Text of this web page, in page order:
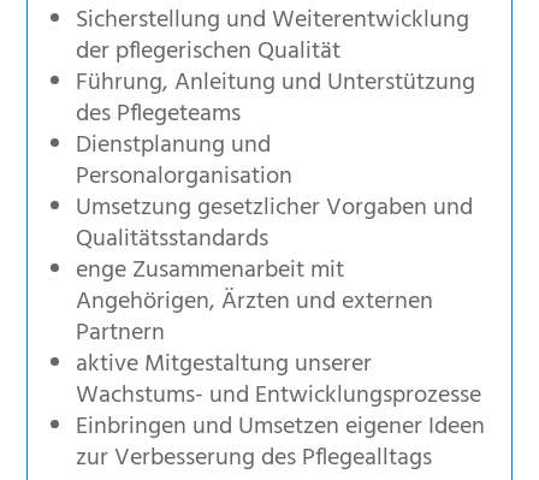
Sicherstellung und Weiterentwicklung
der pflegerischen Qualität
Führung, Anleitung und Unterstützung
des Pflegeteams
Dienstplanung und
Personalorganisation
Umsetzung gesetzlicher Vorgaben und
Qualitätsstandards
enge Zusammenarbeit mit
Angehörigen, Ärzten und externen
Partnern
aktive Mitgestaltung unserer
Wachstums- und Entwicklungsprozesse
Einbringen und Umsetzen eigener Ideen
zur Verbesserung des Pflegealltags